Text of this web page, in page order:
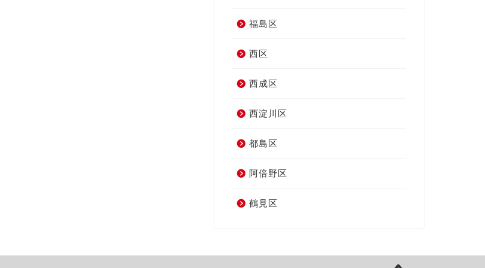
福島区
西区
西成区
西淀川区
都島区
阿倍野区
鶴見区